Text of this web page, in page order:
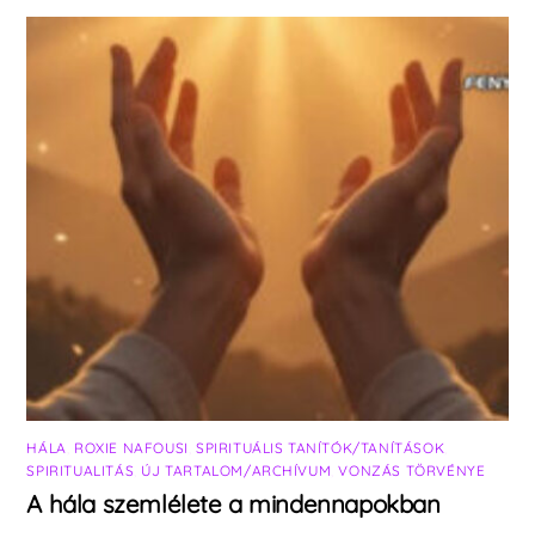
HÁLA ROXIE NAFOUSI SPIRITUÁLIS TANÍTÓK/TANÍTÁSOK
SPIRITUALITÁS ÚJ TARTALOM/ARCHÍVUM ,VONZÁS TÖRVÉNYE
A hála szemlélete a mindennapokban